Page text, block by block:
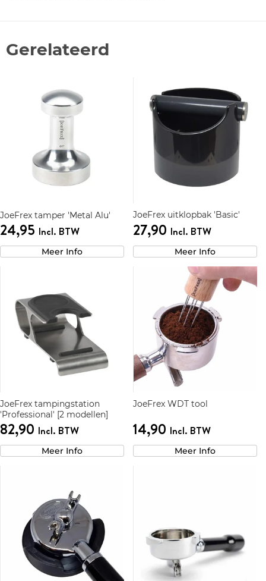
Gerelateerd
JoeFrex tamper 'Metal Alu'
24,95 Incl. BTW
Meer Info
JoeFrex uitklopbak 'Basic'
27,90 Incl. BTW
Meer Info
JoeFrex tampingstation
'Professional' [2 modellen]
82,90 Incl. BTW
Meer Info
JoeFrex WDT tool
14,90 Incl. BTW
Meer Info